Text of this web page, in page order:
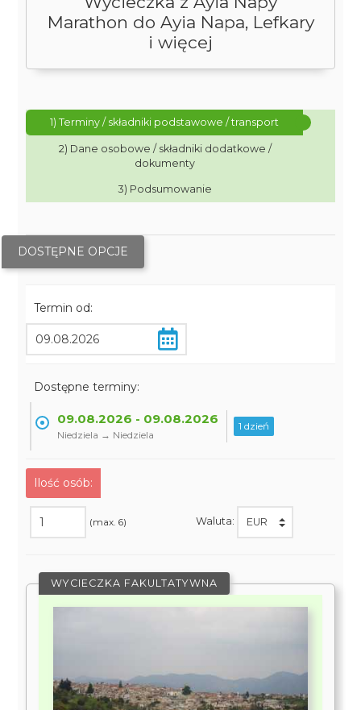
Marathon do Ayia Napa, Lefkary
i więcej
1) Terminy / składniki podstawowe / transport
2) Dane osobowe / składniki dodatkowe /
dokumenty
3) Podsumowanie
DOSTĘPNE OPCJE
Termin od:
Dostępne terminy:
09.08.2026 - 09.08.2026
Niedziela → Niedziela
1 dzień
Ilość osób:
(max. 6) Waluta:
WYCIECZKA FAKULTATYWNA